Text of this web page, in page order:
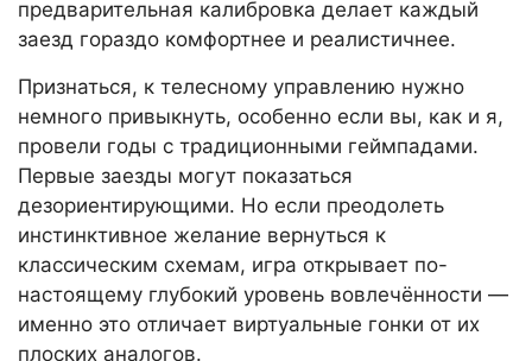
предварительная калибровка делает каждый
заезд гораздо комфортнее и реалистичнее.
Признаться, к телесному управлению нужно
немного привыкнуть, особенно если вы, как и я,
провели годы с традиционными геймпадами.
Первые заезды могут показаться
дезориентирующими. Но если преодолеть
инстинктивное желание вернуться к
классическим схемам, игра открывает по-
настоящему глубокий уровень вовлечённости —
именно это отличает виртуальные гонки от их
плоских аналогов.